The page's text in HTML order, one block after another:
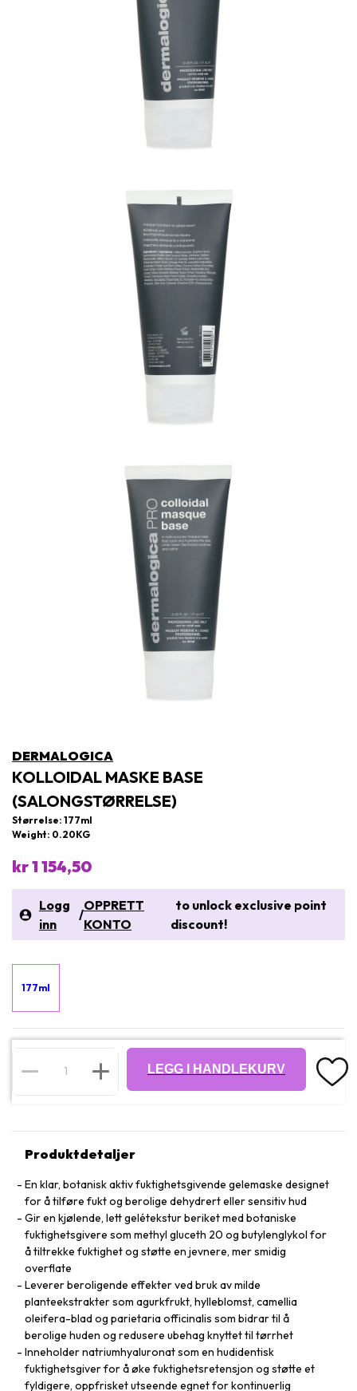
DERMALOGICA
KOLLOIDAL MASKE BASE
(SALONGSTØRRELSE)
Størrelse: 177ml
Weight: 0.20KG
kr 1 154,50
Logg
inn
/
OPPRETT
KONTO
to unlock exclusive point
discount!
177ml
LEGG I HANDLEKURV
Produktdetaljer
En klar, botanisk aktiv fuktighetsgivende gelemaske designet
for å tilføre fukt og berolige dehydrert eller sensitiv hud
Gir en kjølende, lett gelétekstur beriket med botaniske
fuktighetsgivere som methyl gluceth 20 og butylenglykol for
å tiltrekke fuktighet og støtte en jevnere, mer smidig
overflate
Leverer beroligende effekter ved bruk av milde
planteekstrakter som agurkfrukt, hylleblomst, camellia
oleifera-blad og parietaria officinalis som bidrar til å
berolige huden og redusere ubehag knyttet til tørrhet
Inneholder natriumhyaluronat som en hudidentisk
fuktighetsgiver for å øke fuktighetsretensjon og støtte et
fyldigere, oppfrisket utseende egnet for kontinuerlig